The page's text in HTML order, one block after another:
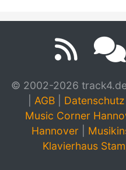
© 2002-2026
AGB Datenschutz
Music Corner
Hannover
Klavierhaus